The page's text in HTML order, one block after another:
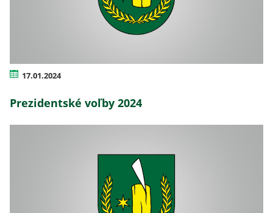
17.01.2024
Prezidentské voľby 2024